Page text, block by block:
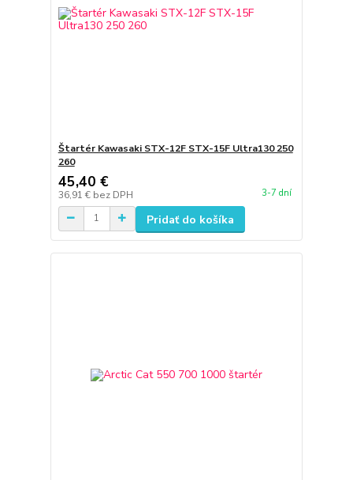
Štartér Kawasaki STX-12F STX-15F Ultra130 250
260
45,40 €
36,91 € bez DPH 3-7 dní
Pridať do košíka